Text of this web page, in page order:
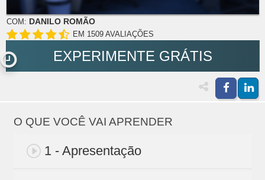
COM: DANILO ROMÃO
EM 1509 AVALIAÇÕES
EXPERIMENTE GRÁTIS
O QUE VOCÊ VAI APRENDER
1 - Apresentação